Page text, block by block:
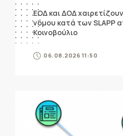
ΕΟΔ και ΔΟΔ
νόμου κατά των SLAPP
Κοινοβούλιο
06.08.2026 11:50